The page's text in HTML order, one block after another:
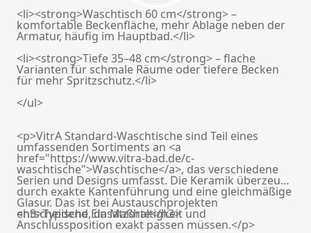
<li><strong>Waschtisch 60 cm</strong> –
komfortable Beckenfläche, mehr Ablage neben der
Armatur, häufig im Hauptbad.</li>
<li><strong>Tiefe 35–48 cm</strong> – flache
Varianten für schmale Räume oder tiefere Becken
für mehr Spritzschutz.</li>
</ul>
<p>VitrA Standard-Waschtische sind Teil eines
umfassenden Sortiments an <a
href="https://www.vitra-bad.de/c-
waschtische">Waschtische</a>, das verschiedene
Serien und Designs umfasst. Die Keramik überzeugt
durch exakte Kantenführung und eine gleichmäßige
Glasur. Das ist bei Austauschprojekten
entscheidend, da Maßhaltigkeit und
Anschlussposition exakt passen müssen.</p>
<h3>Typische Einsatzorte</h3>